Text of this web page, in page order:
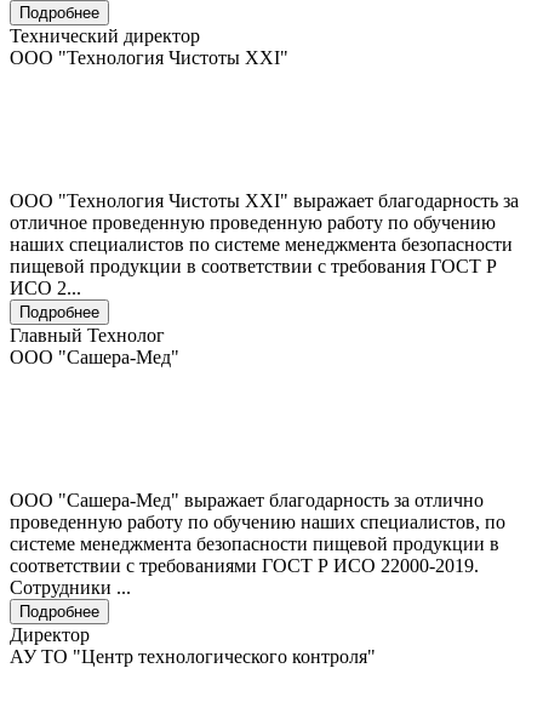
Подробнее
Технический директор
ООО "Технология Чистоты XXI"
ООО "Технология Чистоты XXI" выражает благодарность за
отличное проведенную проведенную работу по обучению
наших специалистов по системе менеджмента безопасности
пищевой продукции в соответствии с требования ГОСТ Р
ИСО 2...
Подробнее
Главный Технолог
ООО "Сашера-Мед"
ООО "Сашера-Мед" выражает благодарность за отлично
проведенную работу по обучению наших специалистов, по
системе менеджмента безопасности пищевой продукции в
соответствии с требованиями ГОСТ Р ИСО 22000-2019.
Сотрудники ...
Подробнее
Директор
АУ ТО "Центр технологического контроля"